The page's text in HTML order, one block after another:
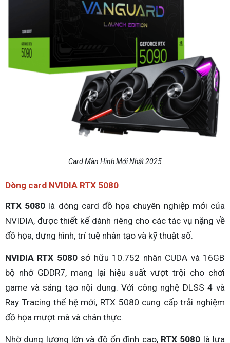
Card Màn Hình Mới Nhất 2025
Dòng card NVIDIA RTX 5080
RTX 5080 là dòng card đồ họa chuyên nghiệp mới của
NVIDIA, được thiết kế dành riêng cho các tác vụ nặng về
đồ họa, dựng hình, trí tuệ nhân tạo và kỹ thuật số.
NVIDIA RTX 5080sở hữu 10.752 nhân CUDA và 16GB
bộ nhớ GDDR7, mang lại hiệu suất vượt trội cho chơi
game và sáng tạo nội dung. Với công nghệ DLSS 4 và
Ray Tracing thế hệ mới, RTX 5080 cung cấp trải nghiệm
đồ họa mượt mà và chân thực.
Nhờ dung lượng lớn và độ ổn định cao, RTX 5080 là lựa